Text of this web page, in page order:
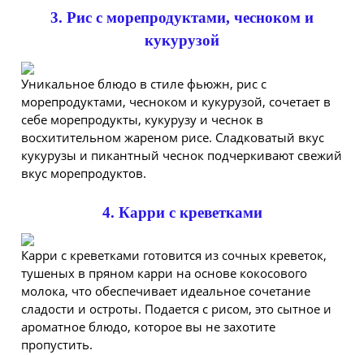
3. Рис с морепродуктами, чесноком и
кукурузой
Уникальное блюдо в стиле фьюжн, рис с
морепродуктами, чесноком и кукурузой, сочетает в
себе морепродукты, кукурузу и чеснок в
восхитительном жареном рисе. Сладковатый вкус
кукурузы и пикантный чеснок подчеркивают свежий
вкус морепродуктов.
4. Карри с креветками
Карри с креветками готовится из сочных креветок,
тушеных в пряном карри на основе кокосового
молока, что обеспечивает идеальное сочетание
сладости и остроты. Подается с рисом, это сытное и
ароматное блюдо, которое вы не захотите
пропустить.